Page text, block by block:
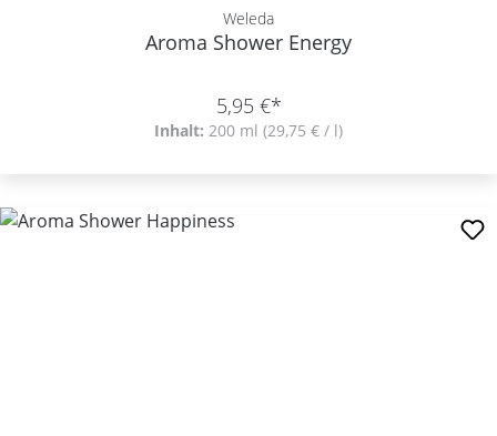
Weleda
Aroma Shower Energy
5,95 €*
Inhalt: 200 ml (29,75 € / l)